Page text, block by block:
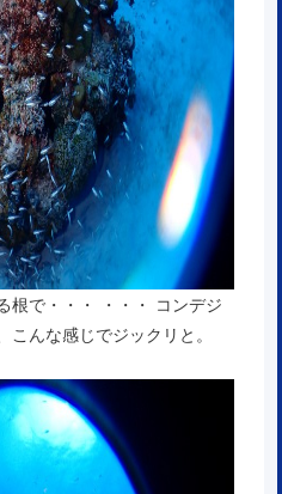
根で・・・ ・・・ コンデジ
んな感じでジックリと。